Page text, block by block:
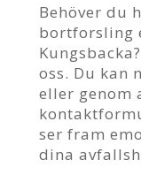
Behöver du
bortforsling
oss. Du kan
eller genom
ser fram
dina